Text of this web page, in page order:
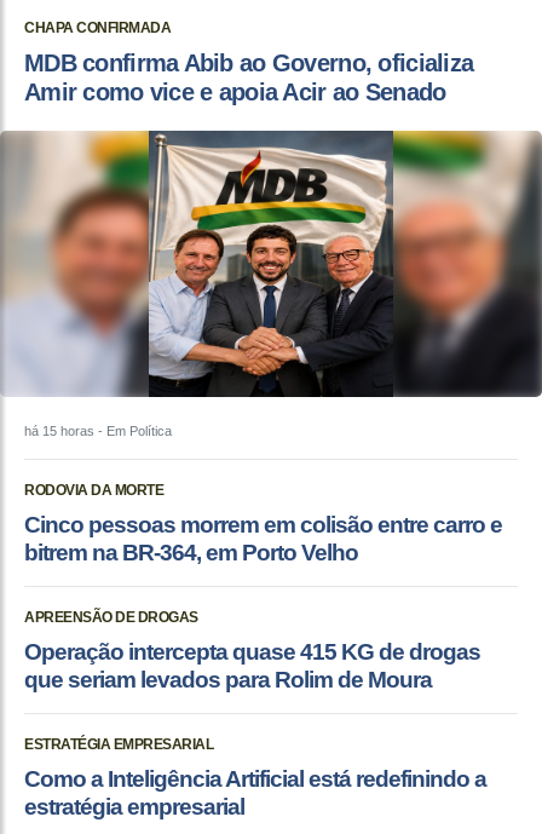
CHAPA CONFIRMADA
MDB confirma Abib ao Governo, oficializa
Amir como vice e apoia Acir ao Senado
há 15 horas - Em Política
RODOVIA DA MORTE
Cinco pessoas morrem em colisão entre carro e
bitrem na BR-364, em Porto Velho
APREENSÃO DE DROGAS
Operação intercepta quase 415 KG de drogas
que seriam levados para Rolim de Moura
ESTRATÉGIA EMPRESARIAL
Como a Inteligência Artificial está redefinindo a
estratégia empresarial